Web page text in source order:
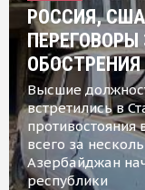
РОССИЯ,
Высшие
встретились в
противостояния
всего за
Азербайджан
республики